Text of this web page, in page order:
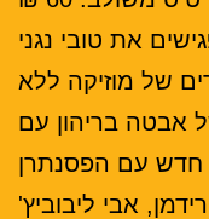
את טובי נגני
של מוזיקה ללא
אבטה בריהון עם
חדש עם הפסנתרן
אבי ליבוביץ'